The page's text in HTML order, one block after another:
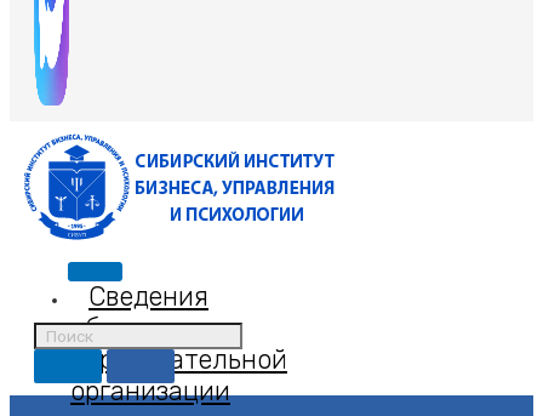
Сведения
об
образовательной
организации